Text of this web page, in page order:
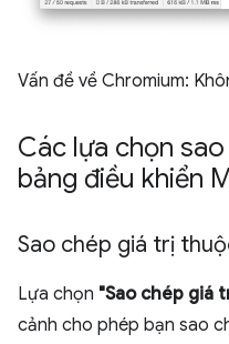
Vấn đề về Chromium:
Các lựa chọn
bảng điều khiển
Sao chép giá trị
Lựa chọn "Sao chép giá
cảnh cho phép bạn sao